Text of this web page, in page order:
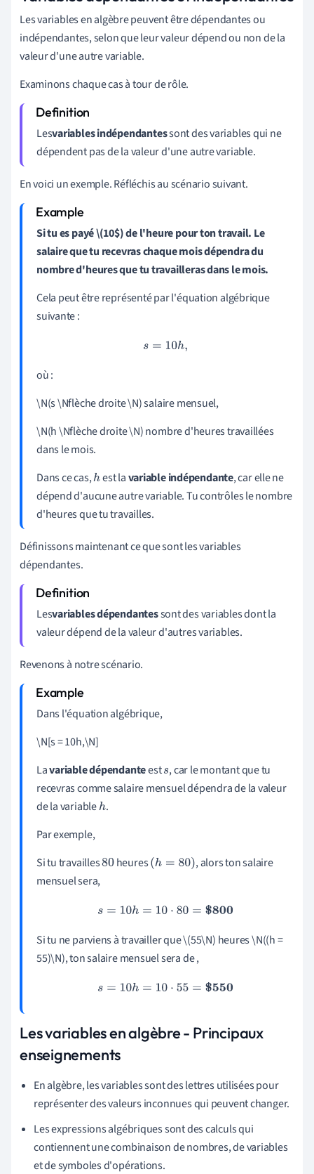
Les variables en algèbre peuvent être dépendantes ou
indépendantes, selon que leur valeur dépend ou non de la
valeur d'une autre variable.
Examinons chaque cas à tour de rôle.
Lesvariables indépendantessont des variables qui ne
dépendent pas de la valeur d'une autre variable.
En voici un exemple. Réfléchis au scénario suivant.
Si tu es payé \(10$) de l'heure pour ton travail. Le
salaire que tu recevras chaque mois dépendra du
nombre d'heures que tu travailleras dans le mois.
Cela peut être représenté par l'équation algébrique
suivante :
s=10h,
où :
\N(s \Nflèche droite \N) salaire mensuel,
\N(h \Nflèche droite \N) nombre d'heures travaillées
dans le mois.
Dans ce cas,hest lavariable indépendante, car elle ne
dépend d'aucune autre variable. Tu contrôles le nombre
d'heures que tu travailles.
Définissons maintenant ce que sont les variables
dépendantes.
Lesvariables dépendantessont des variables dont la
valeur dépend de la valeur d'autres variables.
Revenons à notre scénario.
Dans l'équation algébrique,
\N[s = 10h,\N]
Lavariable dépendanteests, car le montant que tu
recevras comme salaire mensuel dépendra de la valeur
de la variableh.
Par exemple,
Si tu travailles80heures(h= 80 )
, alors ton salaire
mensuel sera,
s=10h= 10⋅ 80=$800
Si tu ne parviens à travailler que \(55\N) heures \N((h =
55)\N), ton salaire mensuel sera de ,
s=10h= 10⋅ 55=$550
Les variables en algèbre - Principaux
enseignements
En algèbre, les variables sont des lettres utilisées pour
représenter des valeurs inconnues qui peuvent changer.
Les expressions algébriques sont des calculs qui
contiennent une combinaison de nombres, de variables
et de symboles d'opérations.